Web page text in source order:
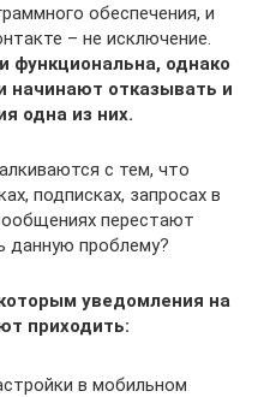
обеспечения, и
– не исключение.
функциональна, однако
начинают отказывать и
одна из них.
с тем, что
подписках, запросах в
перестают
данную проблему?
уведомления на
приходить:
в мобильном